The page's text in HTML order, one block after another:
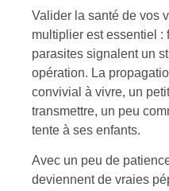
Valider la santé de vos
multiplier est essentiel :
parasites signalent un
opération. La
convivial à vivre, un
transmettre, un peu
tente à ses enfants.
Avec un peu de
deviennent de vraies